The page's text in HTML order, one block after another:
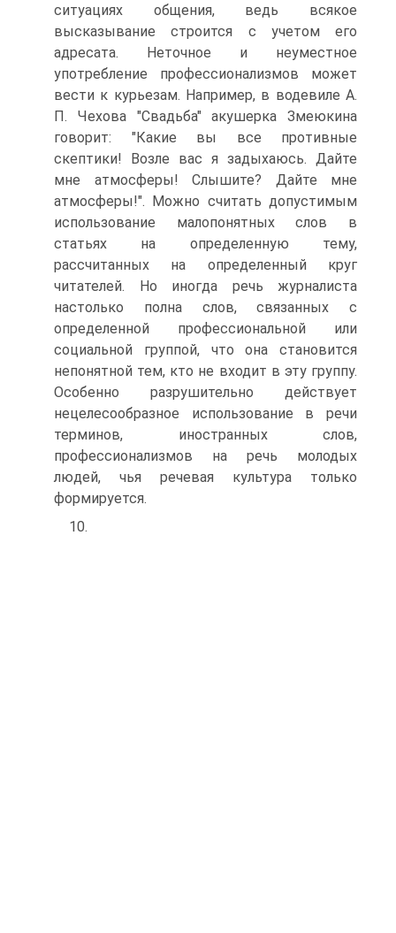
ситуациях общения, ведь всякое
высказывание строится с учетом его
адресата. Неточное и неуместное
употребление профессионализмов может
вести к курьезам. Например, в водевиле А.
П. Чехова "Свадьба" акушерка Змеюкина
говорит: "Какие вы все противные
скептики! Возле вас я задыхаюсь. Дайте
мне атмосферы! Слышите? Дайте мне
атмосферы!". Можно считать допустимым
использование малопонятных слов в
статьях на определенную тему,
рассчитанных на определенный круг
читателей. Но иногда речь журналиста
настолько полна слов, связанных с
определенной профессиональной или
социальной группой, что она становится
непонятной тем, кто не входит в эту группу.
Особенно разрушительно действует
нецелесообразное использование в речи
терминов, иностранных слов,
профессионализмов на речь молодых
людей, чья речевая культура только
формируется.
10.